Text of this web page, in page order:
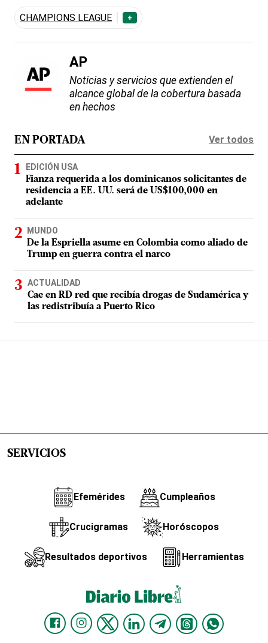
CHAMPIONS LEAGUE +
AP
Noticias y servicios que extienden el
alcance global de la cobertura basada
en hechos
EN PORTADA Ver todos
EDICIÓN USA
Fianza requerida a los dominicanos solicitantes de
residencia a EE. UU. será de US$100,000 en
adelante
MUNDO
De la Espriella asume en Colombia como aliado de
Trump en guerra contra el narco
ACTUALIDAD
Cae en RD red que recibía drogas de Sudamérica y
las redistribuía a Puerto Rico
SERVICIOS
Efemérides Cumpleaños
Crucigramas Horóscopos
Resultados deportivos Herramientas